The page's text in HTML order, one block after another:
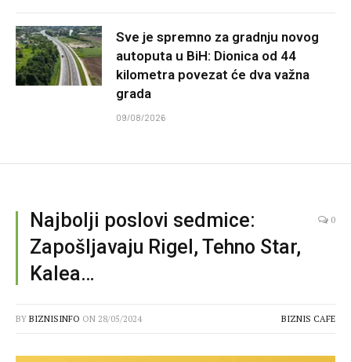
Sve je spremno za gradnju novog
autoputa u BiH: Dionica od 44
kilometra povezat će dva važna
grada
09/08/2026
Najbolji poslovi sedmice:
Zapošljavaju Rigel, Tehno Star,
Kalea…
0
BY BIZNISINFO ON 28/05/2024 BIZNIS CAFE